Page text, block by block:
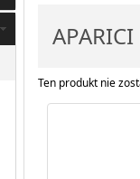
Ten produkt nie